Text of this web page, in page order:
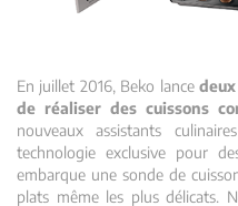
En juillet 2016, Beko lance
de réaliser des cuissons
nouveaux assistants
technologie exclusive pour
embarque une sonde de
plats même les plus délicats.